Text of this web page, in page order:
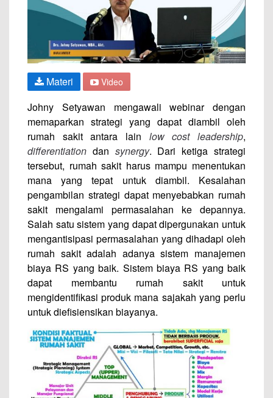
Materi Video
Johny Setyawan mengawali webinar dengan
memaparkan strategi yang dapat diambil oleh
rumah sakit antara lain low cost leadership,
differentiation dan synergy. Dari ketiga strategi
tersebut, rumah sakit harus mampu menentukan
mana yang tepat untuk diambil. Kesalahan
pengambilan strategi dapat menyebabkan rumah
sakit mengalami permasalahan ke depannya.
Salah satu sistem yang dapat dipergunakan untuk
mengantisipasi permasalahan yang dihadapi oleh
rumah sakit adalah adanya sistem manajemen
biaya RS yang baik. Sistem biaya RS yang baik
dapat membantu rumah sakit untuk
mengidentifikasi produk mana sajakah yang perlu
untuk diefisiensikan biayanya.